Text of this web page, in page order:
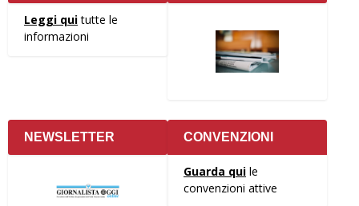
Leggi quitutte le
informazioni
NEWSLETTER CONVENZIONI
Guarda qui le
convenzioni attive